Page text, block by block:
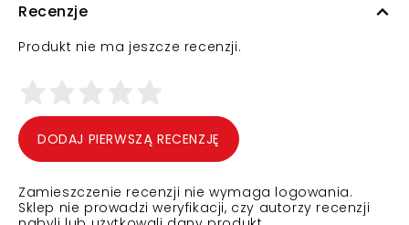
Recenzje
Produkt nie ma jeszcze recenzji.
DODAJ PIERWSZĄ RECENZJĘ
Zamieszczenie recenzji nie wymaga logowania.
Sklep nie prowadzi weryfikacji, czy autorzy recenzji